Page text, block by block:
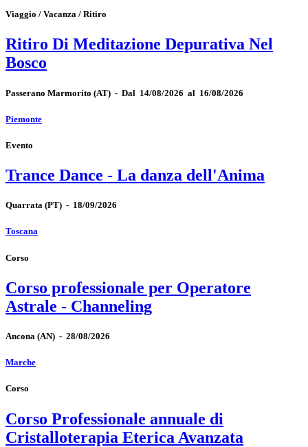
Viaggio / Vacanza / Ritiro
Ritiro Di Meditazione Depurativa Nel
Bosco
Passerano Marmorito (AT) - Dal 14/08/2026 al 16/08/2026
Piemonte
Evento
Trance Dance - La danza dell'Anima
Quarrata (PT) - 18/09/2026
Toscana
Corso
Corso professionale per Operatore
Astrale - Channeling
Ancona (AN) - 28/08/2026
Marche
Corso
Corso Professionale annuale di
Cristalloterapia Eterica Avanzata